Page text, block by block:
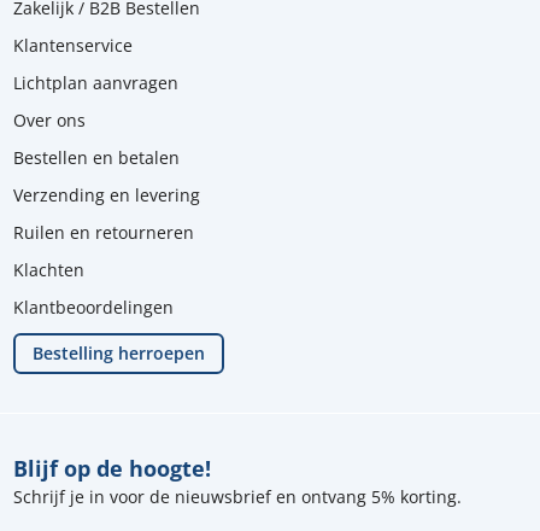
Blijf op de hoogte!
Schrijf je in voor de nieuwsbrief en ontvang 5% korting.
Zakelijk / B2B Bestellen
Klantenservice
Lichtplan aanvragen
Over ons
Bestellen en betalen
Verzending en levering
Ruilen en retourneren
Klachten
Klantbeoordelingen
Bestelling herroepen